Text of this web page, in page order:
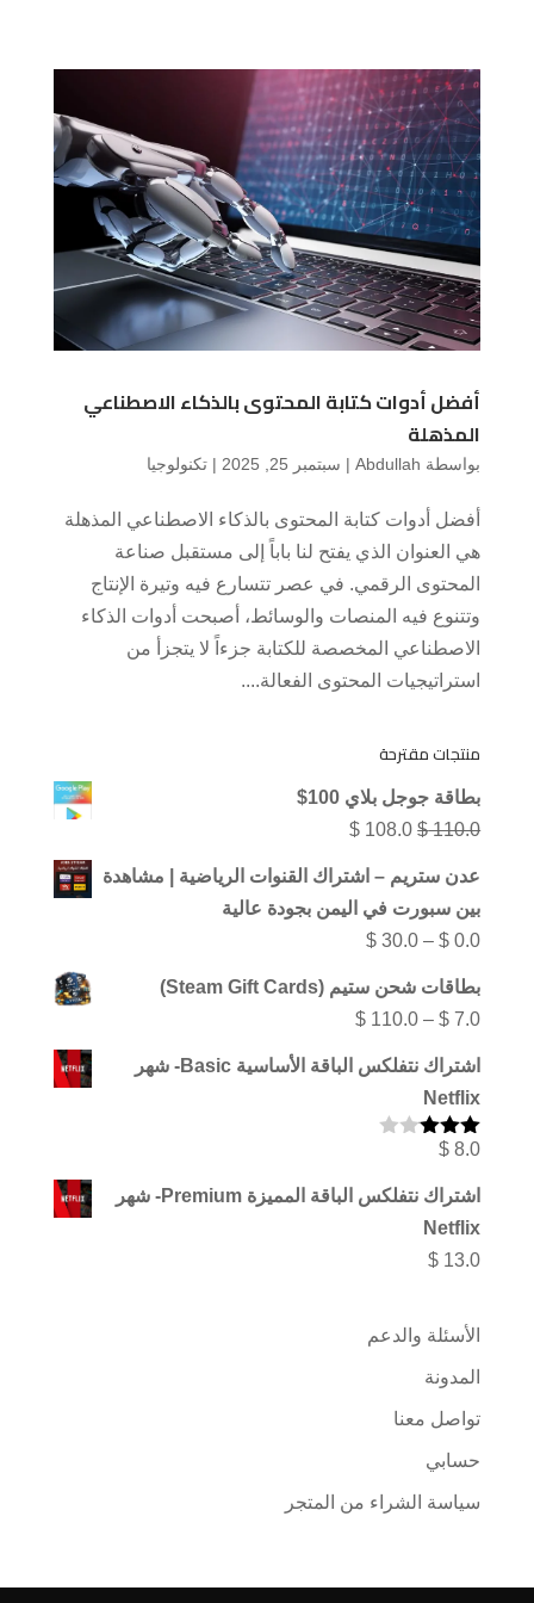
أفضل أدوات كتابة المحتوى بالذكاء الاصطناعي
المذهلة
بواسطة Abdullah
| سبتمبر 25, 2025 | تكنولوجيا
أفضل أدوات كتابة المحتوى بالذكاء الاصطناعي المذهلة
هي العنوان الذي يفتح لنا باباً إلى مستقبل صناعة
المحتوى الرقمي. في عصر تتسارع فيه وتيرة الإنتاج
وتتنوع فيه المنصات والوسائط، أصبحت أدوات الذكاء
الاصطناعي المخصصة للكتابة جزءاً لا يتجزأ من
استراتيجيات المحتوى الفعالة....
منتجات مقترحة
بطاقة جوجل بلاي 100$
$110.0
السعر
هو:
$ 110.0.
$ 108.0
السعر
هو:
عدن ستريم – اشتراك القنوات الرياضية | مشاهدة
بين سبورت في اليمن بجودة عالية
$ 0.0
–
$ 30.0
نطاق
خلال
بطاقات شحن ستيم (Steam Gift Cards)
$ 7.0
–
$ 110.0
نطاق
اشتراك نتفلكس الباقة الأساسية Basic- شهر
Netflix
تم
3.00
من 5
$ 8.0
اشتراك نتفلكس الباقة المميزة Premium- شهر
Netflix
$ 13.0
الأسئلة والدعم
المدونة
تواصل معنا
حسابي
سياسة الشراء من المتجر